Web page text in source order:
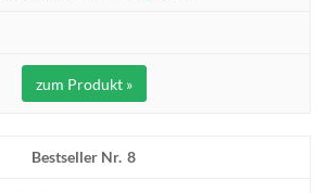
zum Produkt »
8